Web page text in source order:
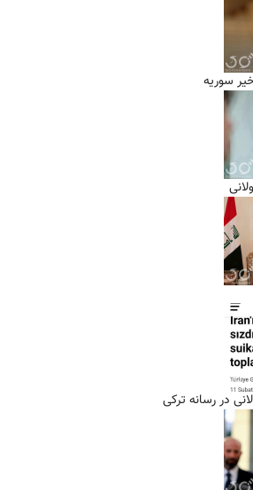
سوریه
در رسانه ترکی